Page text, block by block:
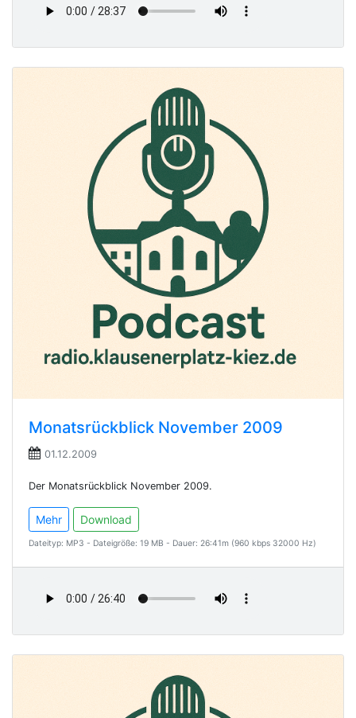
Monatsrückblick November 2009
01.12.2009
Der Monatsrückblick November 2009.
Mehr Download
Dateityp: MP3 - Dateigröße: 19 MB - Dauer: 26:41m (960 kbps 32000 Hz)